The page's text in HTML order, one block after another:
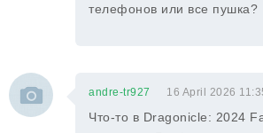
телефонов или все пушка?
andre-tr927 16 April 2026
Что-то в Dragonicle: 2024